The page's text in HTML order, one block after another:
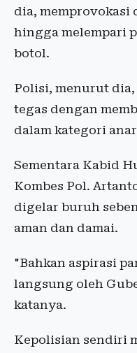
dia, memprovokasi
hingga melempari
botol.
Polisi, menurut
tegas dengan
dalam kategori
Sementara Kabid
Kombes Pol.
digelar buruh
aman dan damai.
"Bahkan aspirasi
langsung oleh
katanya.
Kepolisian sendiri